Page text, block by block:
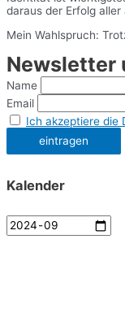
daraus der Erfolg
Mein Wahlspruch:
Newsletter
Name
Email
Ich akzeptiere die
Kalender